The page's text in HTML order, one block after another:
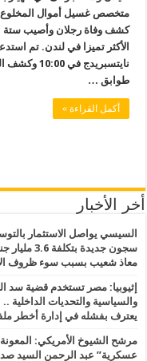
متخصص غسيل أموال المخلوع
كشف وفاة رجلان وأصيب ستة
الأكثر تميزا في لندن. تم
طوابق …
أكمل القراءة »
أخر الأخبار
معاذ شعيب بسبب سوء ظروف
إثيوبيا: مصر تستخدم قضية سد
يعترف بفشله في إدارة أخطر
مرشح الشيوخ الأمريكي: